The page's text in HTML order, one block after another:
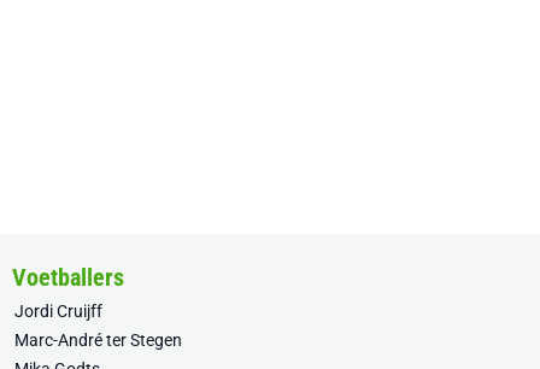
Voetballers
Jordi Cruijff
Marc-André ter Stegen